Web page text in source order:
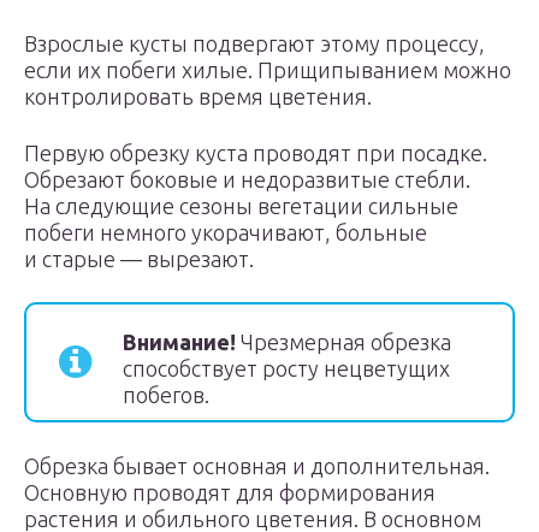
Взрослые кусты подвергают этому процессу,
если их побеги хилые. Прищипыванием можно
контролировать время цветения.
Первую обрезку куста проводят при посадке.
Обрезают боковые и недоразвитые стебли.
На следующие сезоны вегетации сильные
побеги немного укорачивают, больные
и старые — вырезают.
Внимание! Чрезмерная обрезка
способствует росту нецветущих
побегов.
Обрезка бывает основная и дополнительная.
Основную проводят для формирования
растения и обильного цветения. В основном